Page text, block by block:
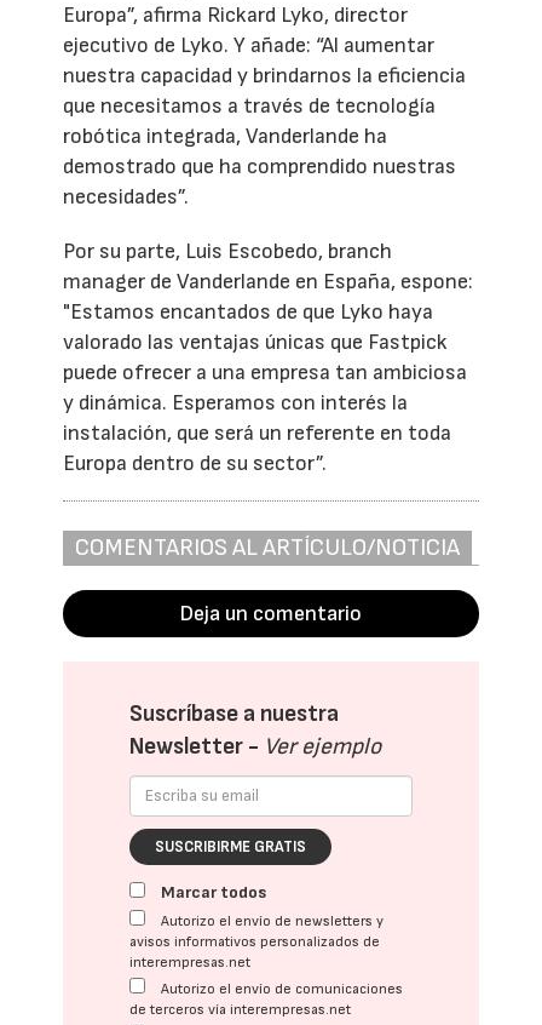
Europa”, afirma Rickard Lyko, director
ejecutivo de Lyko. Y añade: “Al aumentar
nuestra capacidad y brindarnos la eficiencia
que necesitamos a través de tecnología
robótica integrada, Vanderlande ha
demostrado que ha comprendido nuestras
necesidades”.
Por su parte, Luis Escobedo, branch
manager de Vanderlande en España, espone:
"Estamos encantados de que Lyko haya
valorado las ventajas únicas que Fastpick
puede ofrecer a una empresa tan ambiciosa
y dinámica. Esperamos con interés la
instalación, que será un referente en toda
Europa dentro de su sector”.
COMENTARIOS AL ARTÍCULO/NOTICIA
Deja un comentario
Suscríbase a nuestra
Newsletter - Ver ejemplo
SUSCRIBIRME GRATIS
Marcar todos
Autorizo el envío de newsletters y
avisos informativos personalizados de
interempresas.net
Autorizo el envío de comunicaciones
de terceros vía interempresas.net